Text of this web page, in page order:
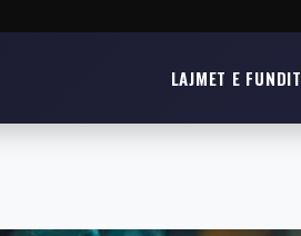
LAJMET E FUNDIT